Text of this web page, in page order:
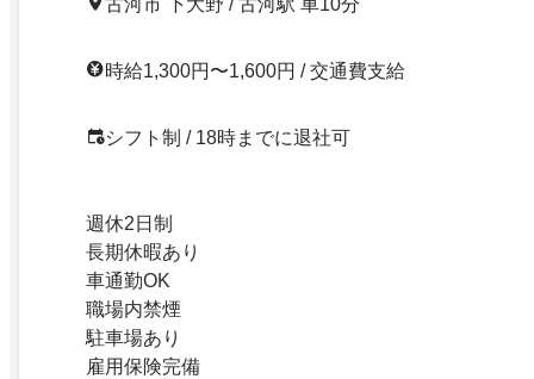
古河市 下大野 / 古河駅 車10分
時給1,300円〜1,600円 / 交通費支給
シフト制 / 18時までに退社可
週休2日制
長期休暇あり
車通勤OK
職場内禁煙
駐車場あり
雇用保険完備